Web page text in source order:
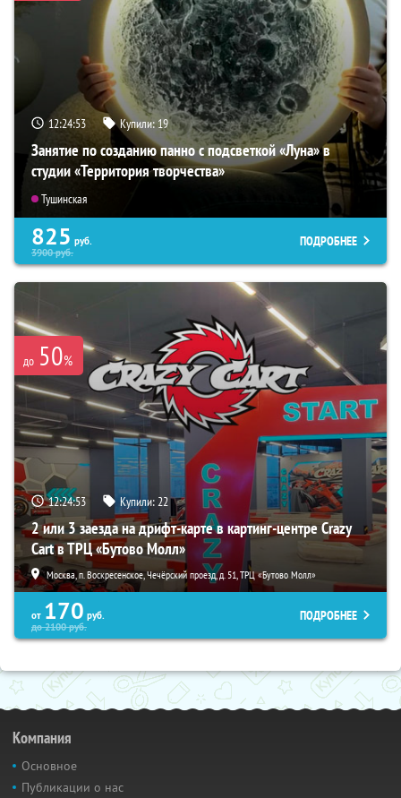
12:24:51 Купили:19
Занятие по созданию панно с подсветкой «Луна» в
студии «Территория творчества»
Тушинская
825 руб.
3900руб.
ПОДРОБНЕЕ
до 50%
12:24:51 Купили:22
2 или 3 заезда на дрифт-карте в картинг-центре Crazy
Cart в ТРЦ «Бутово Молл»
Москва, п. Воскресенское, Чечёрский проезд, д. 51, ТРЦ «Бутово Молл»
от 170 руб.
до2100руб.
ПОДРОБНЕЕ
Компания
Основное
Публикации о нас